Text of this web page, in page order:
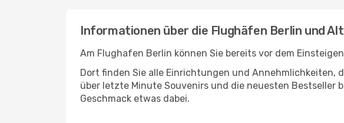
Informationen über die Flughäfen Berlin und
Am Flughafen Berlin können Sie bereits vor dem
Dort finden Sie alle Einrichtungen und Annehmlichkeiten,
über letzte Minute Souvenirs und die neuesten Bestseller
Geschmack etwas dabei.